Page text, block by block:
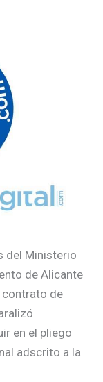
del Ministerio
de Alicante
contrato de
en el pliego
adscrito a la